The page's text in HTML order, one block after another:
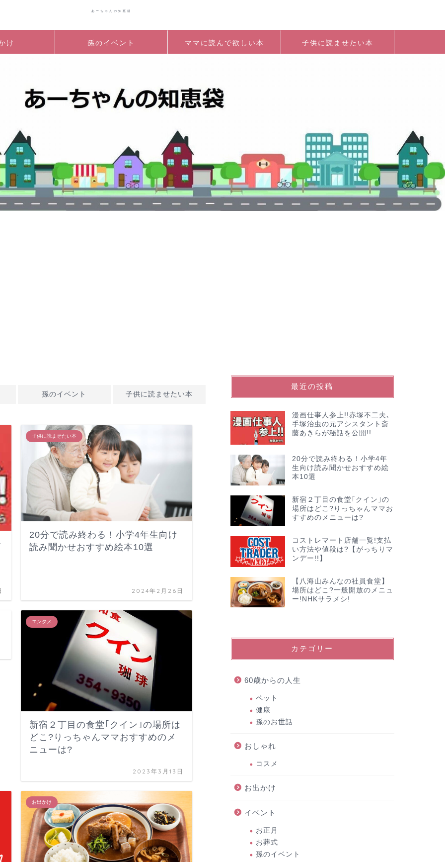
あーちゃんの知恵袋
け 孫のイベント ママに読んで欲しい本 子供に読ませたい本
孫のイベント 子供に読ませたい本
子供に読ませたい本
20分で読み終わる！小学4年生向け
読み聞かせおすすめ絵本10選
2024年2月26日
エンタメ
新宿２丁目の食堂｢クイン｣の場所は
どこ?りっちゃんママおすすめのメ
ニューは?
2023年3月13日
お出かけ
コストレマート店舗一覧!支払い方法
や値段は?【がっちりマンデー!!】
2023年3月8日
川崎市子ども夢パークに駐車場なし!
近隣のオススメ穴場コインパーキン
お出かけ
最近の投稿
漫画仕事人参上!!赤塚不二夫､
手塚治虫の元アシスタント斎
藤あきらが秘話を公開!!
20分で読み終わる！小学4年
生向け読み聞かせおすすめ絵
本10選
新宿２丁目の食堂｢クイン｣の
場所はどこ?りっちゃんママお
すすめのメニューは?
コストレマート店舗一覧!支払
い方法や値段は?【がっちりマ
ンデー!!】
【八海山みんなの社員食堂】
場所はどこ?一般開放のメニュ
ー!NHKサラメシ!
カテゴリー
60歳からの人生
ペット
健康
孫のお世話
おしゃれ
コスメ
お出かけ
イベント
お正月
お葬式
孫のイベント